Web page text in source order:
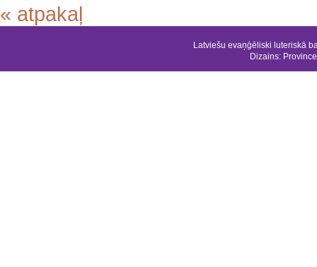
« atpakaļ
Latviešu evaņģēliski luteriskā
Dizains: